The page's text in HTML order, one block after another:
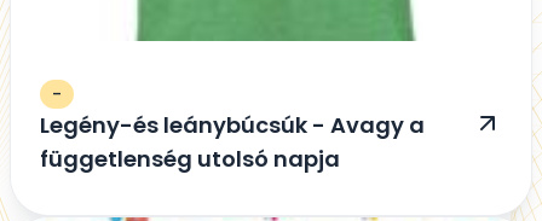
-
Legény-és leánybúcsúk - Avagy a
függetlenség utolsó napja